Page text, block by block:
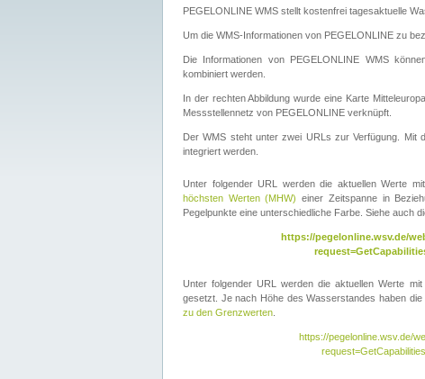
PEGELONLINE WMS stellt kostenfrei tagesaktuelle
Um die WMS-Informationen von PEGELONLINE zu
Die Informationen von PEGELONLINE WMS
kombiniert werden.
In der rechten Abbildung wurde eine Karte
Messstellennetz von PEGELONLINE verknüpft.
Der WMS steht unter zwei URLs zur Verfügung. Mit
integriert werden.
Unter folgender URL werden die aktuellen Werte
höchsten Werten (MHW) einer Zeitspanne in
Pegelpunkte eine unterschiedliche Farbe. Siehe auch
https://pegelonline.wsv.de/
Unter folgender URL werden die aktuellen Werte mit
gesetzt. Je nach Höhe des Wasserstandes haben
zu den Grenzwerten
https://pegelonline.wsv.de/